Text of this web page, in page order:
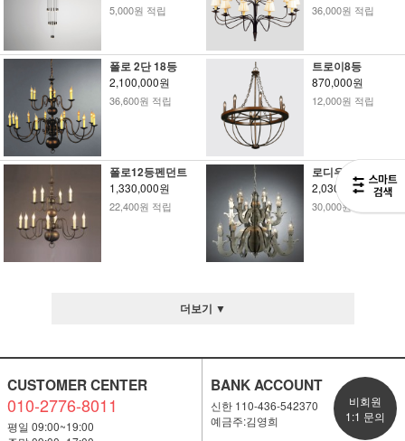
5,000원 적립 36,000원 적립
폴로 2단 18등
2,100,000원
36,600원 적립
트로이8등
870,000원
12,000원 적립
폴로12등펜던트
1,330,000원
22,400원 적립
로디우스 12등
2,030,000원
30,000원 적립
더보기 ▼
CUSTOMER CENTER
010-2776-8011
평일 09:00~19:00
BANK ACCOUNT
신한 110-436-542370
예금주:김영희
비회원
1:1 문의